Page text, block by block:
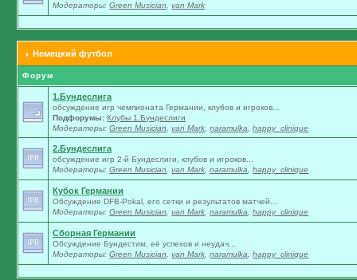
Модераторы:Green Musician ,van Mark
Немецкий футбол
Форум
1.Бундеслига
обсуждение игр чемпионата Германии, клубов и игроков...
Подфорумы: Клубы 1.Бундеслиги
Модераторы:Green Musician ,van Mark ,naramulka ,happy_clinique
2.Бундеслига
обсуждение игр 2-й Бундеслиги, клубов и игроков...
Модераторы:Green Musician ,van Mark ,naramulka ,happy_clinique
Кубок Германии
Обсуждение DFB-Pokal, его сетки и результатов матчей...
Модераторы:Green Musician ,van Mark ,naramulka ,happy_clinique
Сборная Германии
Обсуждение Бундестим, её успехов и неудач...
Модераторы:Green Musician ,van Mark ,naramulka ,happy_clinique